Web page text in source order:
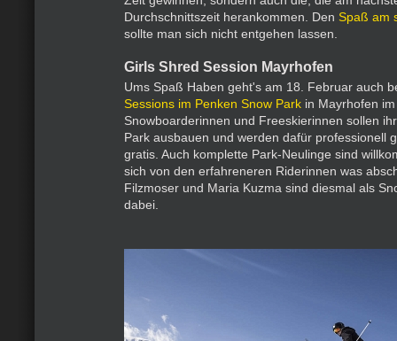
Durchschnittszeit herankommen. Den Spaß am
sollte man sich nicht entgehen lassen.
Girls Shred Session Mayrhofen
Ums Spaß Haben geht's am 18. Februar auch
Sessions im Penken Snow Park in Mayrhofen
Snowboarderinnen und Freeskierinnen sollen
Park ausbauen und werden dafür professionell
gratis. Auch komplette Park-Neulinge sind
sich von den erfahreneren Riderinnen was
Filzmoser und Maria Kuzma sind diesmal als
dabei.